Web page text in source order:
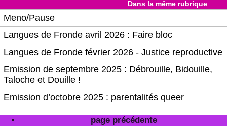
Dans la même rubrique
Meno/Pause
Langues de Fronde avril 2026 : Faire bloc
Langues de Fronde février 2026 - Justice reproductive
Emission de septembre 2025 : Débrouille, Bidouille,
Taloche et Douille !
Emission d’octobre 2025 : parentalités queer
page précédente